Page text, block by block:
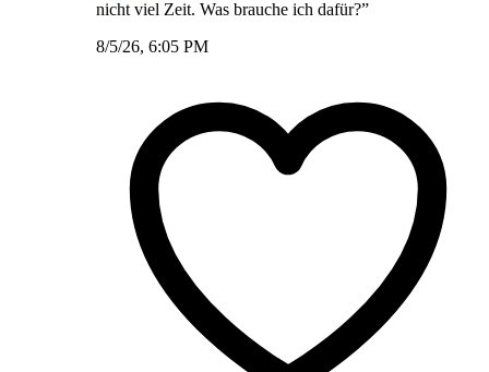
nicht viel Zeit. Was brauche ich dafür?”
8/5/26, 6:05 PM